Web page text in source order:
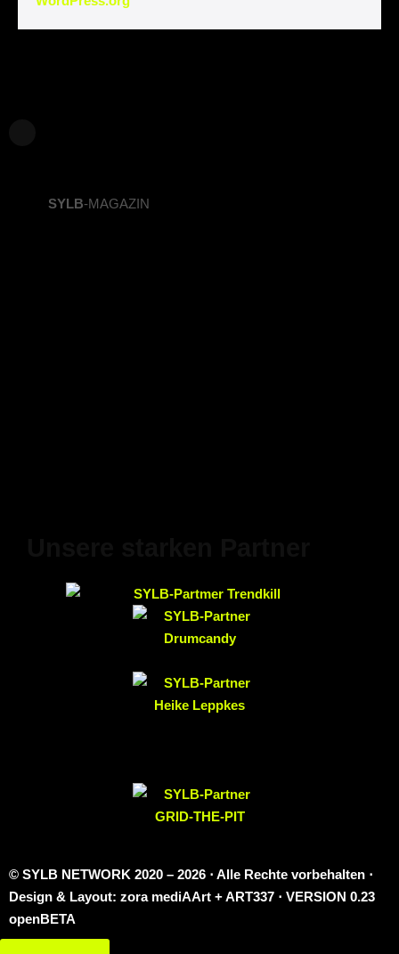
SYLB-MAGAZIN
© SYLB NETWORK 2020 – 2026 ⋅ Alle Rechte vorbehalten ⋅
Design & Layout: zora mediAArt + ART337 ⋅ VERSION 0.23
openBETA